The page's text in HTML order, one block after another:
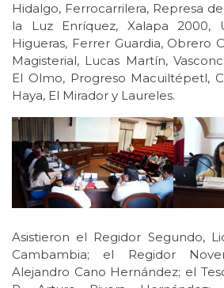
Hidalgo, Ferrocarrilera, Represa
la Luz Enríquez, Xalapa 2000,
Higueras, Ferrer Guardia, Obrero
Magisterial, Lucas Martín,
El Olmo, Progreso Macuiltépetl,
Haya, El Mirador y Laureles.
Asistieron el Regidor Segundo,
Cambambia; el Regidor
Alejandro Cano Hernández; el